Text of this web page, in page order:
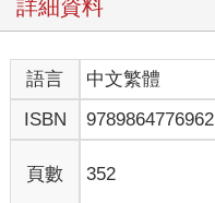
詳細資料
語言 中文繁體
ISBN
9789864776962
頁數 352